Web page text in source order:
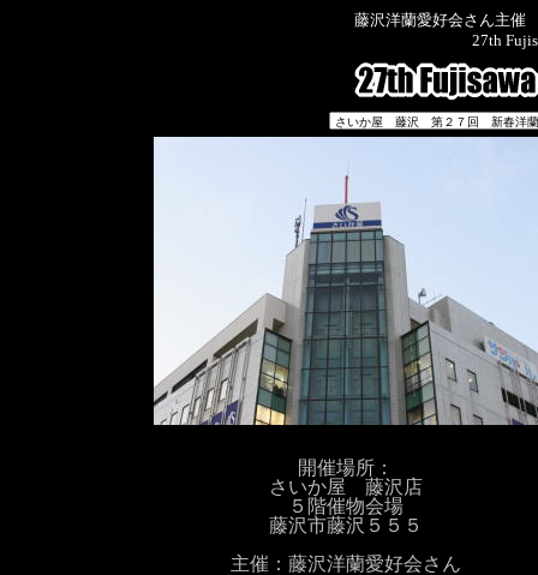
藤沢洋蘭愛好会さん主
27th
開催場所：
さいか屋 藤沢店
５階催物会場
藤沢市藤沢５５５
主催：藤沢洋蘭愛好会さん